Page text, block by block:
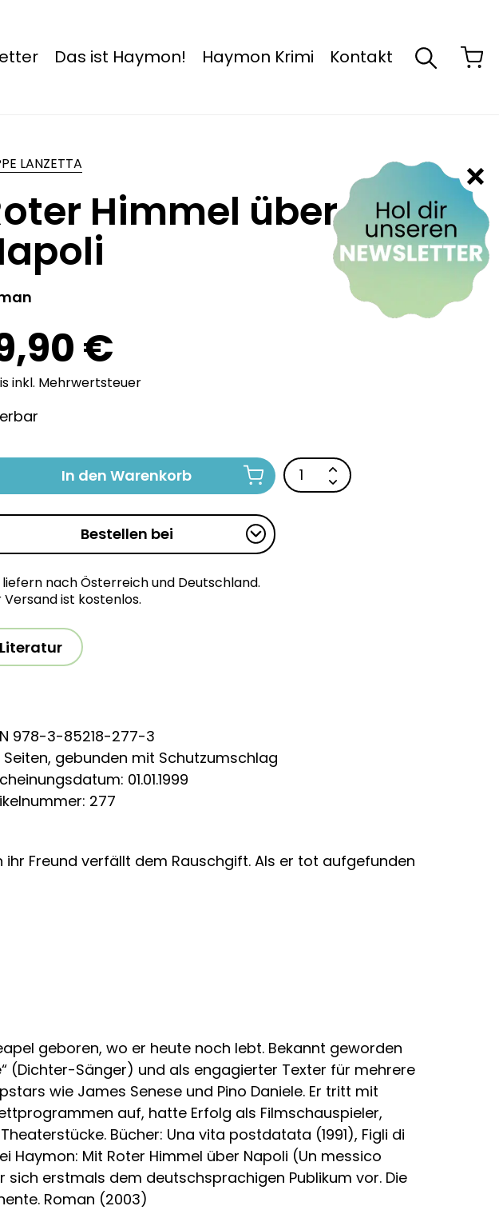
Das ist Haymon! Haymon Krimi Kontakt
LANZETTA
Himmel über
€
inkl. Mehrwertsteuer
In den Warenkorb
Bestellen bei
liefern nach Österreich und Deutschland.
Versand ist kostenlos.
Literatur
978-3-85218-277-3
Seiten, gebunden mit Schutzumschlag
01.01.1999
277
Freund verfällt dem Rauschgift. Als er tot aufgefunden
geboren, wo er heute noch lebt. Bekannt geworden
(Dichter-Sänger) und als engagierter Texter für mehrere
wie James Senese und Pino Daniele. Er tritt mit
auf, hatte Erfolg als Filmschauspieler,
Bücher: Una vita postdatata (1991), Figli di
Haymon: Mit Roter Himmel über Napoli (Un messico
sich erstmals dem deutschsprachigen Publikum vor. Die
Roman (2003)